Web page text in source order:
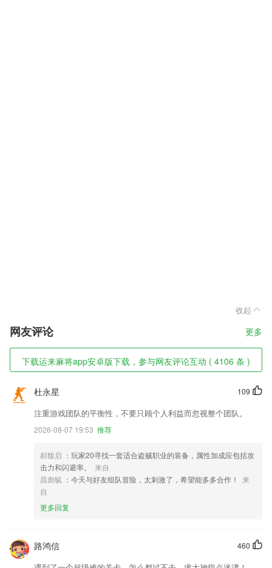
收起
网友评论 更多
下载运来麻将app安卓版下载，参与网友评论互动 ( 4106 条 )
109
杜永星
注重游戏团队的平衡性，不要只顾个人利益而忽视整个团队。
2026-08-07 19:53 推荐
郝馥启 ：玩家20寻找一套适合盗贼职业的装备，属性加成应包括攻
击力和闪避率。
来自
昌彪毓 ：今天与好友组队冒险，太刺激了，希望能多多合作！
来
自
更多回复
460
路鸿信